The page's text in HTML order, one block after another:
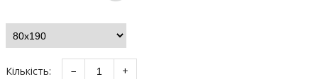
Кількість: − +